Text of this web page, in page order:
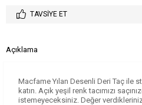
TAVSIYE ET
Açıklama
Macfame Yılan Desenli Deri Taç ile
katın. Açık yeşil renk tacımızı
istemeyeceksiniz. Değer